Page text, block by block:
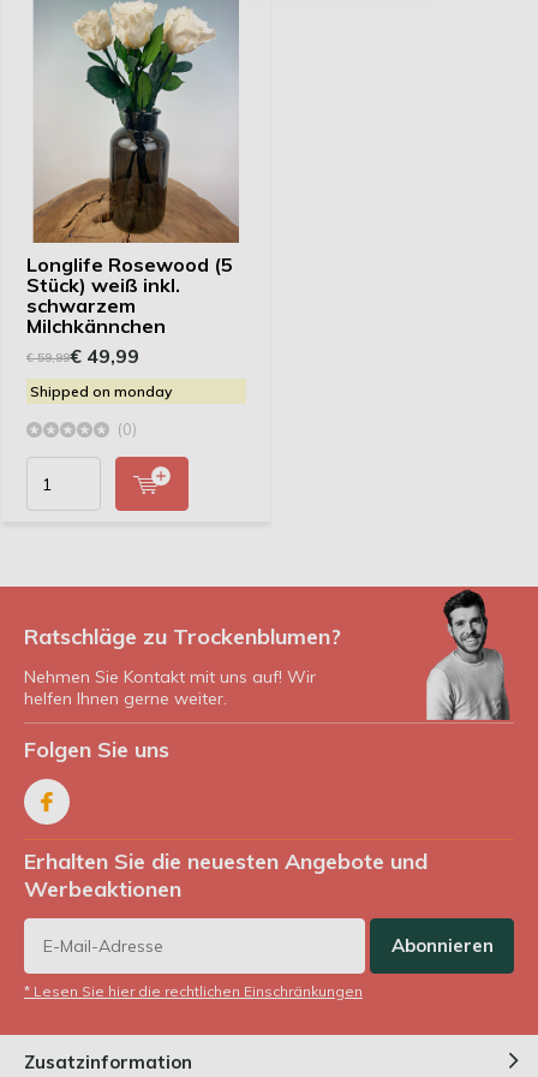
Longlife Rosewood (5
Stück) weiß inkl.
schwarzem
Milchkännchen
€ 59,99€ 49,99
Shipped on monday
(0)
Ratschläge zu Trockenblumen?
Nehmen Sie Kontakt mit uns auf! Wir
helfen Ihnen gerne weiter.
Folgen Sie uns
Erhalten Sie die neuesten Angebote und
Werbeaktionen
Abonnieren
* Lesen Sie hier die rechtlichen Einschränkungen
Zusatzinformation